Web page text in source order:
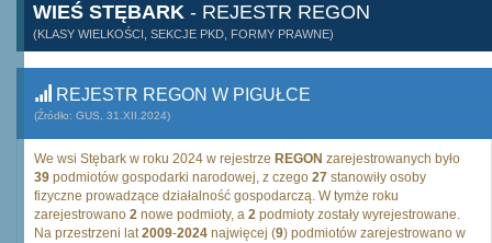
WIEŚ STĘBARK - REJESTR REGON
(KLASY WIELKOŚCI, SEKCJE PKD, FORMY PRAWNE)
REJESTR REGON W PIGUŁCE
(Źródło: GUS, 31.XII.2024)
We wsi Stębark w roku 2024 w rejestrze REGON zarejestrowanych było
39 podmiotów gospodarki narodowej, z czego 27 stanowiły osoby
fizyczne prowadzące działalność gospodarczą. W tymże roku
zarejestrowano 2 nowe podmioty, a 2 podmioty zostały wyrejestrowane.
Na przestrzeni lat2009-2024 najwięcej (9) podmiotów zarejestrowano w